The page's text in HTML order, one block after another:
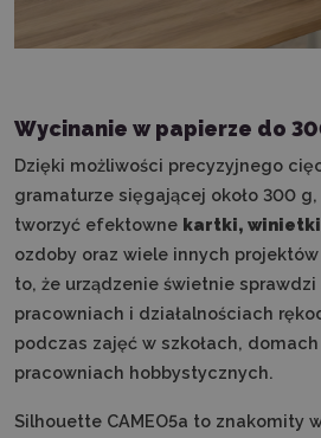
Wycinanie w papierze do
Dzięki możliwości precyzyjnego
gramaturze sięgającej około 300 g,
tworzyć efektowne kartki,
ozdoby oraz wiele innych
to, że urządzenie świetnie sprawdzi
pracowniach i działalnościach
podczas zajęć w szkołach,
pracowniach hobbystycznych.
Silhouette CAMEO5a to znakomity